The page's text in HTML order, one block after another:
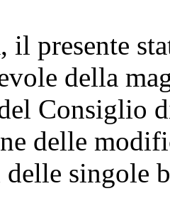
il presente
della
Consiglio
delle
singole